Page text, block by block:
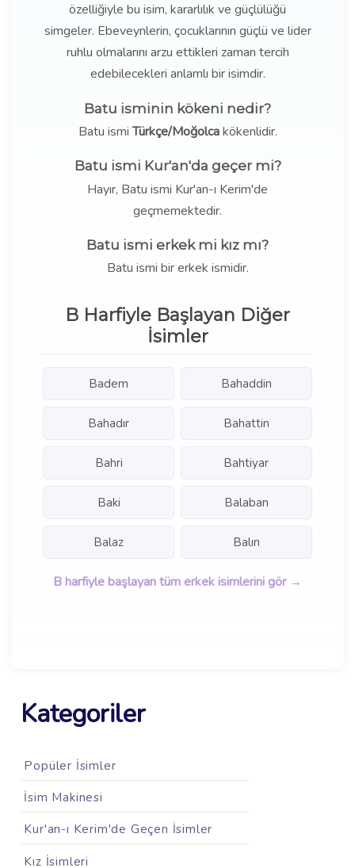
özelliğiyle bu isim, kararlılık ve güçlülüğü
simgeler. Ebeveynlerin, çocuklarının güçlü ve lider
ruhlu olmalarını arzu ettikleri zaman tercih
edebilecekleri anlamlı bir isimdir.
Batu isminin kökeni nedir?
Batu ismiTürkçe/Moğolcakökenlidir.
Batu ismi Kur'an'da geçer mi?
Hayır, Batu ismi Kur'an-ı Kerim'de
geçmemektedir.
Batu ismi erkek mi kız mı?
Batu ismi bir erkek ismidir.
B Harfiyle Başlayan Diğer
İsimler
Badem Bahaddin
Bahadır Bahattin
Bahri Bahtiyar
Baki Balaban
Balaz Balın
B harfiyle başlayan tüm erkek isimlerini gör →
Kategoriler
Popüler İsimler
İsim Makinesi
Kur'an-ı Kerim'de Geçen İsimler
Kız İsimleri